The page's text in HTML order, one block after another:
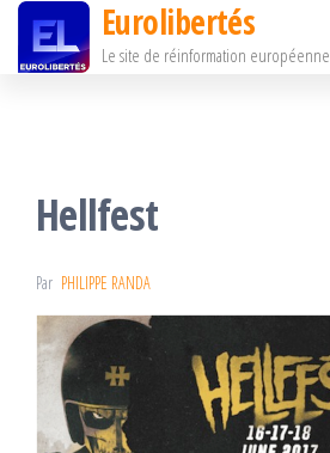
Passer
Eurolibertés
Le site de réinformation européenne
Hellfest
Par PHILIPPE RANDA